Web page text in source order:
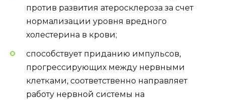
против развития атеросклероза за счет
нормализации уровня вредного
холестерина в крови;
способствует приданию импульсов,
прогрессирующих между нервными
клетками, соответственно направляет
работу нервной системы на